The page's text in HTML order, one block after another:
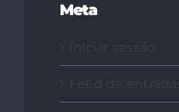
Meta
Iniciar sessão
Feed de entradas